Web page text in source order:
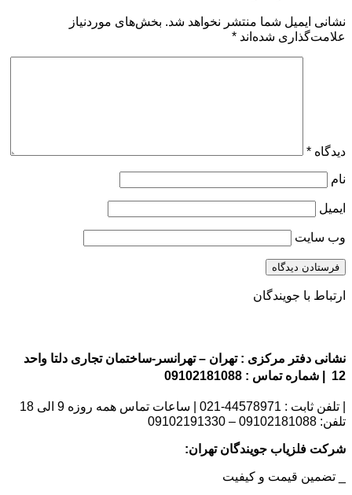
نشانی ایمیل شما منتشر نخواهد شد. بخش‌های موردنیاز
علامت‌گذاری شده‌اند *
دیدگاه *
نام
ایمیل
وب‌ سایت
ارتباط با جویندگان
نشانی دفتر مرکزی : تهران – تهرانسر-ساختمان تجاری دلتا واحد
12 | شماره تماس : 09102181088
| تلفن ثابت : 44578971-021 | ساعات تماس همه روزه 9 الی 18
تلفن: 09102181088 – 09102191330
شرکت فلزیاب جویندگان تهران:
_ تضمین قیمت و کیفیت